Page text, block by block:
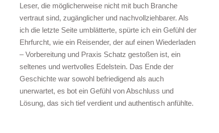
Leser, die möglicherweise nicht mit buch Branche
vertraut sind, zugänglicher und nachvollziehbarer. Als
ich die letzte Seite umblätterte, spürte ich ein Gefühl der
Ehrfurcht, wie ein Reisender, der auf einen Wiederladen
– Vorbereitung und Praxis Schatz gestoßen ist, ein
seltenes und wertvolles Edelstein. Das Ende der
Geschichte war sowohl befriedigend als auch
unerwartet, es bot ein Gefühl von Abschluss und
Lösung, das sich tief verdient und authentisch anfühlte.